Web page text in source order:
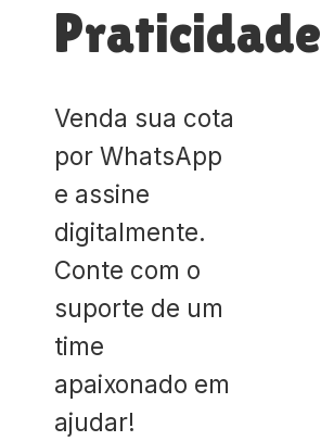
Praticidade
Venda sua cota
por WhatsApp
e assine
digitalmente.
Conte com o
suporte de um
time
apaixonado em
ajudar!